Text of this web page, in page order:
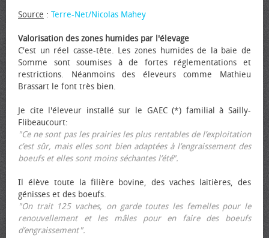
Source : Terre-Net/Nicolas Mahey
Valorisation des zones humides par l'élevage
C'est un réel casse-tête. Les zones humides de la baie de
Somme sont soumises à de fortes réglementations et
restrictions. Néanmoins des éleveurs comme Mathieu
Brassart le font très bien.
Je cite l'éleveur installé sur le GAEC (*) familial à Sailly-
Flibeaucourt:
"Ce ne sont pas les prairies les plus rentables de l’exploitation
c’est sûr, mais elles sont bien adaptées à l’engraissement des
bœufs et elles sont moins séchantes l’été".
Il élève toute la filière bovine, des vaches laitières, des
génisses et des bœufs.
"On trait 125 vaches, on garde toutes les femelles pour le
renouvellement et les mâles pour en faire des bœufs
d’engraissement".